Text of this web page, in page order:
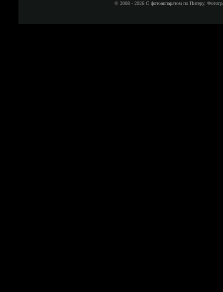
© 2008 - 2026 С фотоаппаратом по Питеру.